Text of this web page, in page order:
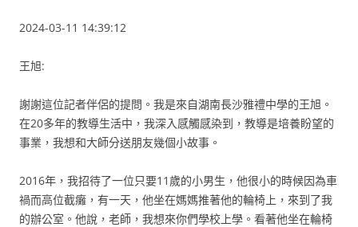
2024-03-11 14:39:12
王旭:
謝謝這位記者伴侶的提問。我是來自湖南長沙雅禮中學的王旭。
在20多年的教導生活中，我深入感觸感染到，教導是培養盼望的
事業，我想和大師分送朋友幾個小故事。
2016年，我招待了一位只要11歲的小男生，他很小的時候因為車
禍而高位截癱，有一天，他坐在媽媽推著他的輪椅上，來到了我
的辦公室。他說，老師，我想來你們學校上學。看著他坐在輪椅